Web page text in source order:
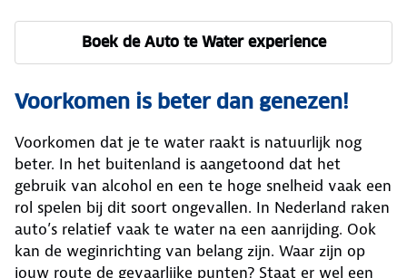
Boek de Auto te Water experience
Voorkomen is beter dan genezen!
Voorkomen dat je te water raakt is natuurlijk nog
beter. In het buitenland is aangetoond dat het
gebruik van alcohol en een te hoge snelheid vaak een
rol spelen bij dit soort ongevallen. In Nederland raken
auto’s relatief vaak te water na een aanrijding. Ook
kan de weginrichting van belang zijn. Waar zijn op
jouw route de gevaarlijke punten? Staat er wel een